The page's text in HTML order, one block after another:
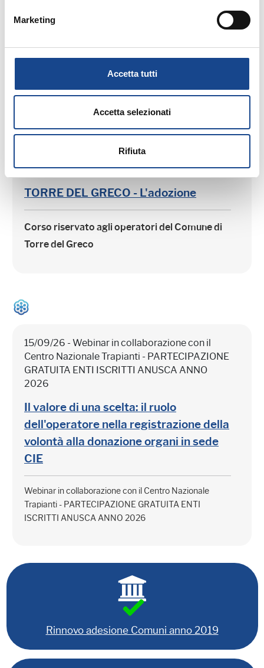
Marketing
Accetta tutti
Accetta selezionati
Rifiuta
Torre del Greco
15/09/26 - Corso riservato agli operatori del
Comune di Torre del Greco
TORRE DEL GRECO - L'adozione
Corso riservato agli operatori del Comune di
Torre del Greco
15/09/26 - Webinar in collaborazione con il
Centro Nazionale Trapianti - PARTECIPAZIONE
GRATUITA ENTI ISCRITTI ANUSCA ANNO
2026
Il valore di una scelta: il ruolo
dell'operatore nella registrazione della
volontà alla donazione organi in sede
CIE
Webinar in collaborazione con il Centro Nazionale
Trapianti - PARTECIPAZIONE GRATUITA ENTI
ISCRITTI ANUSCA ANNO 2026
Rinnovo adesione Comuni anno 2019